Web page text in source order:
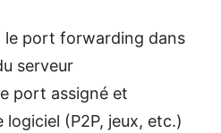
le port forwarding dans
serveur
port assigné et
(P2P, jeux, etc.)